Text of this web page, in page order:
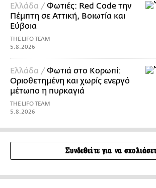
Ελλάδα /Φωτιές: Red Code την
Πέμπτη σε Αττική, Βοιωτία και
Εύβοια
THE LIFO TEAM
5.8.2026
Ελλάδα /Φωτιά στο Κορωπί:
Οριοθετημένη και χωρίς ενεργό
μέτωπο η πυρκαγιά
THE LIFO TEAM
5.8.2026
Συνδεθείτε για να